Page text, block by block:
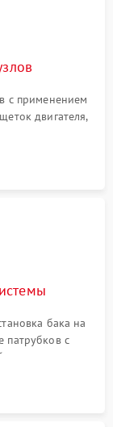
с применением
двигателя,
бака на
патрубков с
стыков
протечек воды.